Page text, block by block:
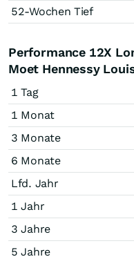
52-Wochen Tief
Performance 12X
Moet Hennessy
1 Tag
1 Monat
3 Monate
6 Monate
Lfd. Jahr
1 Jahr
3 Jahre
5 Jahre